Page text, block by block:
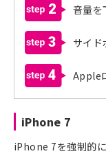
2 音量を
3 サイド
4 Apple
iPhone 7
iPhone 7を強制的